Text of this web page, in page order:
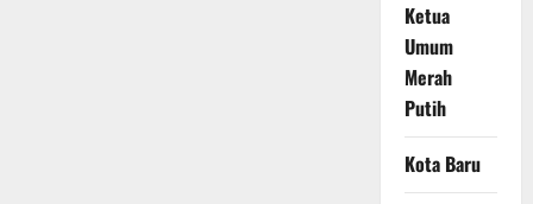
Ketua
Umum
Merah
Putih
Kota Baru